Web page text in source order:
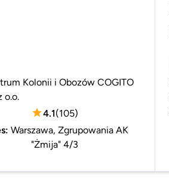
Kolonii i Obozów COGITO
o.o.
4.1(105)
: Warszawa, Zgrupowania AK
"Żmija" 4/3